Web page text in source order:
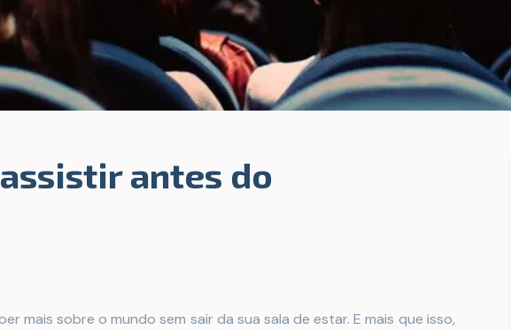
antes do
mais sobre o mundo sem sair da sua sala de estar. E mais que isso,